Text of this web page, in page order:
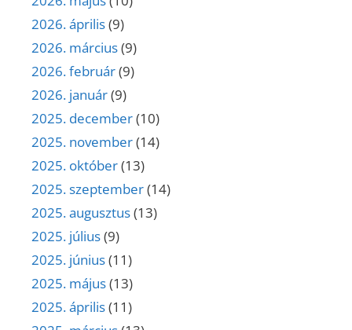
2026. április(9)
2026. március(9)
2026. február(9)
2026. január(9)
2025. december(10)
2025. november(14)
2025. október(13)
2025. szeptember(14)
2025. augusztus(13)
2025. július(9)
2025. június(11)
2025. május(13)
2025. április(11)